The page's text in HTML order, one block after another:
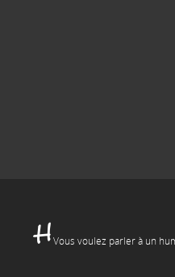
Vous voulez parler à un